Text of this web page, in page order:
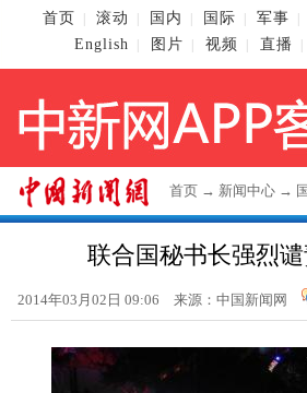
首页 滚动 国内 国际 军事
English
图片 视频 直播
首页 → 新闻中心 →
联合国秘书长强烈
2014年03月02日 09:06 来源： 中国新闻网